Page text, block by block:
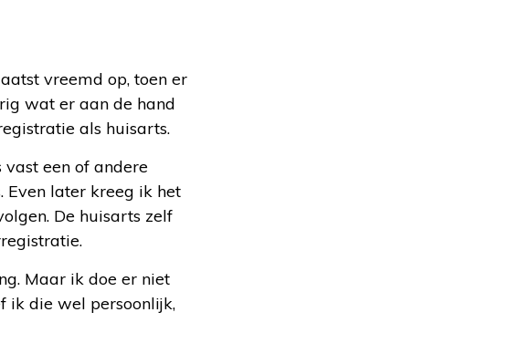
vreemd op, toen er
wat er aan de hand
als huisarts.
een of andere
Even later kreeg ik het
De huisarts zelf
Maar ik doe er niet
ik die wel persoonlijk,